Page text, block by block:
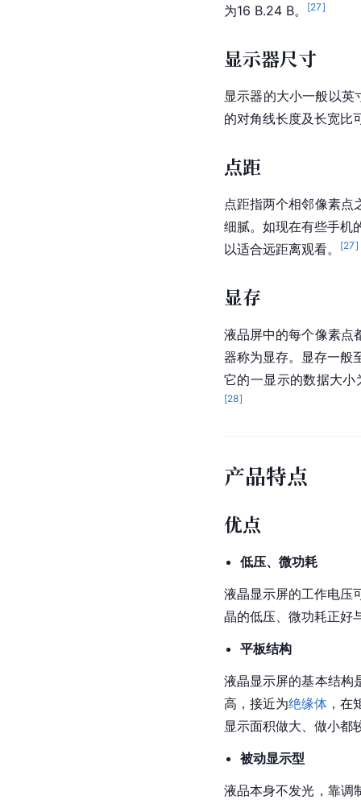
为16 B.24 B。
[27]
显示器尺寸
显示器的大小一般以
的对角线长度及长宽比
点距
点距指两个相邻像素点
细腻。如现在有些手机
以适合远距离观看。
[27]
显存
液品屏中的每个像素点
器称为显存。显存一般
它的一显示的数据大
[28]
产品特点
优点
低压、微功耗
液晶显示屏的工作电压
晶的低压、微功耗正好
平板结构
液晶显示屏的基本结构
高，接近为绝缘体 ，
显示面积做大、做小都
被动显示型
液品本身不发光，靠调